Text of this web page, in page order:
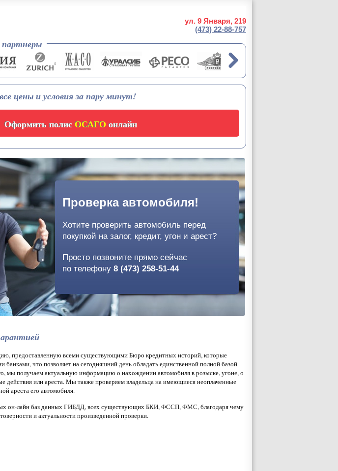
ул. 9 Января, 219
(473) 22-88-757
цены и условия за пару минут!
Оформить полисОСАГОонлайн
Проверка автомобиля!
Хотите проверить автомобиль перед
покупкой на залог, кредит, угон и арест?
Просто позвоните прямо сейчас
по телефону 8 (473) 258-51-44
предоставленную всеми существующими Бюро кредитных историй, которые
банками, что позволяет на сегодняшний день обладать единственной полной базой
мы получаем актуальную информацию о нахождении автомобиля в розыске, угоне, о
действия или ареста. Мы также проверяем владельца на имеющиеся неоплаченные
ареста его автомобиля.
он-лайн баз данных ГИБДД, всех существующих БКИ, ФССП, ФМС, благодаря чему
и актуальности произведенной проверки.